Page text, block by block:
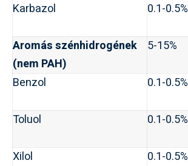
Karbazol
0.1-0.5%
Aromás szénhidrogének
(nem PAH)
5-15%
Benzol 0.1-0.5%
Toluol
0.1-0.5%
Xilol
0.1-0.5%